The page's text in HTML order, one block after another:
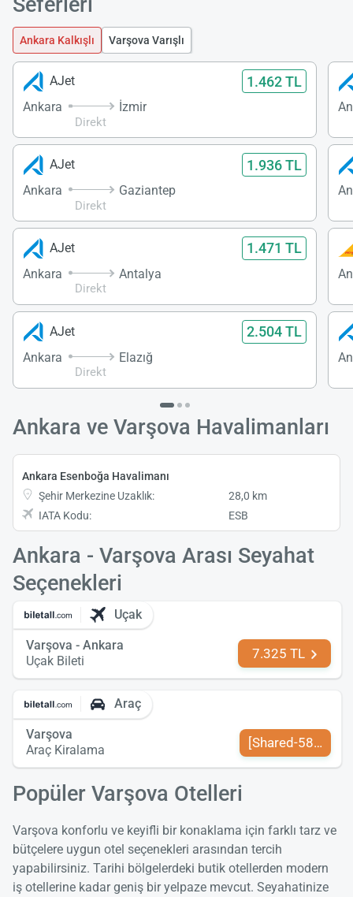
Ankara Kalkışlı Varşova Varışlı
AJet 1.462 TL
Ankara
Direkt
İzmir
AJet 1.936 TL
Ankara
Direkt
Gaziantep
AJet 1.471 TL
Ankara
Direkt
Antalya
AJet 2.504 TL
Ankara
Direkt
Elazığ
Ankara ve Varşova Havalimanları
Ankara Esenboğa Havalimanı
Şehir Merkezine Uzaklık:
28,0 km
IATA Kodu:
ESB
Ankara - Varşova Arası Seyahat
Seçenekleri
Uçak
Varşova - Ankara
Uçak Bileti
7.325 TL
Araç
Varşova
Araç Kiralama
[Shared-589-tr-
Popüler Varşova Otelleri
Varşova konforlu ve keyifli bir konaklama için farklı tarz ve
bütçelere uygun otel seçenekleri arasından tercih
yapabilirsiniz. Tarihi bölgelerdeki butik otellerden modern
iş otellerine kadar geniş bir yelpaze mevcut. Seyahatinize